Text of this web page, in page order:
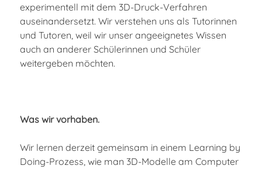
experimentell mit dem 3D-Druck-Verfahren
auseinandersetzt. Wir verstehen uns als Tutorinnen
und Tutoren, weil wir unser angeeignetes Wissen
auch an anderer Schülerinnen und Schüler
weitergeben möchten.
Was wir vorhaben.
Wir lernen derzeit gemeinsam in einem Learning by
Doing-Prozess, wie man 3D-Modelle am Computer